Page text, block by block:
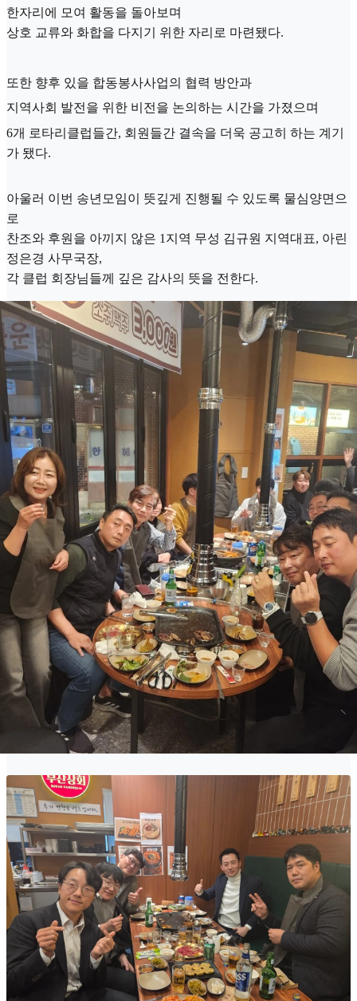
한자리에 모여 활동을 돌아보며
상호 교류와 화합을 다지기 위한 자리로 마련됐다.
또한 향후 있을 합동봉사사업의 협력 방안과
지역사회 발전을 위한 비전을 논의하는 시간을 가졌으며
6개 로타리클럽들간, 회원들간 결속을 더욱 공고히 하는 계기
가 됐다.
아울러 이번 송년모임이 뜻깊게 진행될 수 있도록 물심양면으
로
찬조와 후원을 아끼지 않은 1지역 무성 김규원 지역대표, 아린
정은경 사무국장,
각 클럽 회장님들께 깊은 감사의 뜻을 전한다.